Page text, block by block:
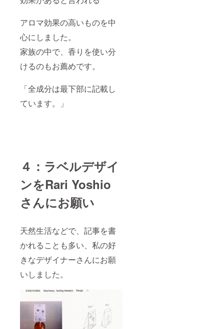
アロマ効果の高いものを中
心にしました。
家族の中で、香りを使い分
けるのもお薦めです。
「全成分は最下部に記載し
ています。」
４：ラベルデザイ
ンをRari Yoshio
さんにお願い
天然生活などで、記事を書
かれることも多い、私の好
きなデザイナーさんにお願
いしました。